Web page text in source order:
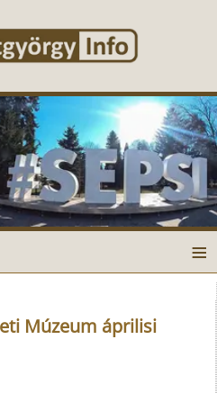
≡
Múzeum áprilisi